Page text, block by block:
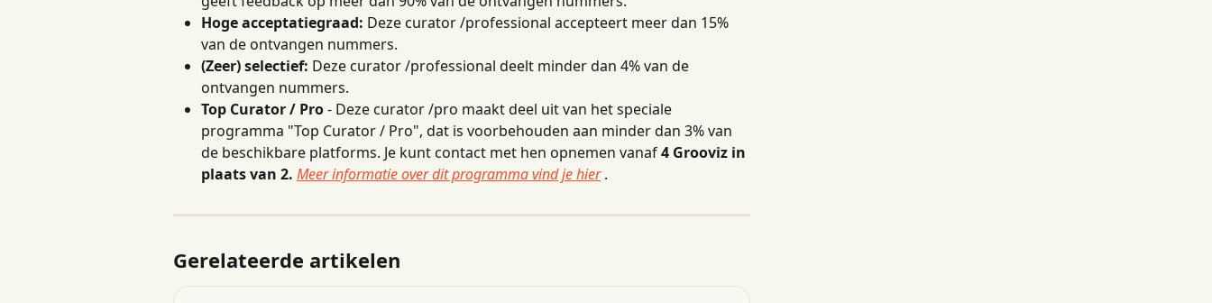
Hoge acceptatiegraad: Deze curator /professional accepteert meer dan 15%
van de ontvangen nummers.
(Zeer) selectief: Deze curator /professional deelt minder dan 4% van de
ontvangen nummers.
Top Curator / Pro - Deze curator /pro maakt deel uit van het speciale
programma "Top Curator / Pro", dat is voorbehouden aan minder dan 3% van
de beschikbare platforms. Je kunt contact met hen opnemen vanaf 4 Grooviz in
plaats van 2. Meer informatie over dit programma vind je hier .
Gerelateerde artikelen